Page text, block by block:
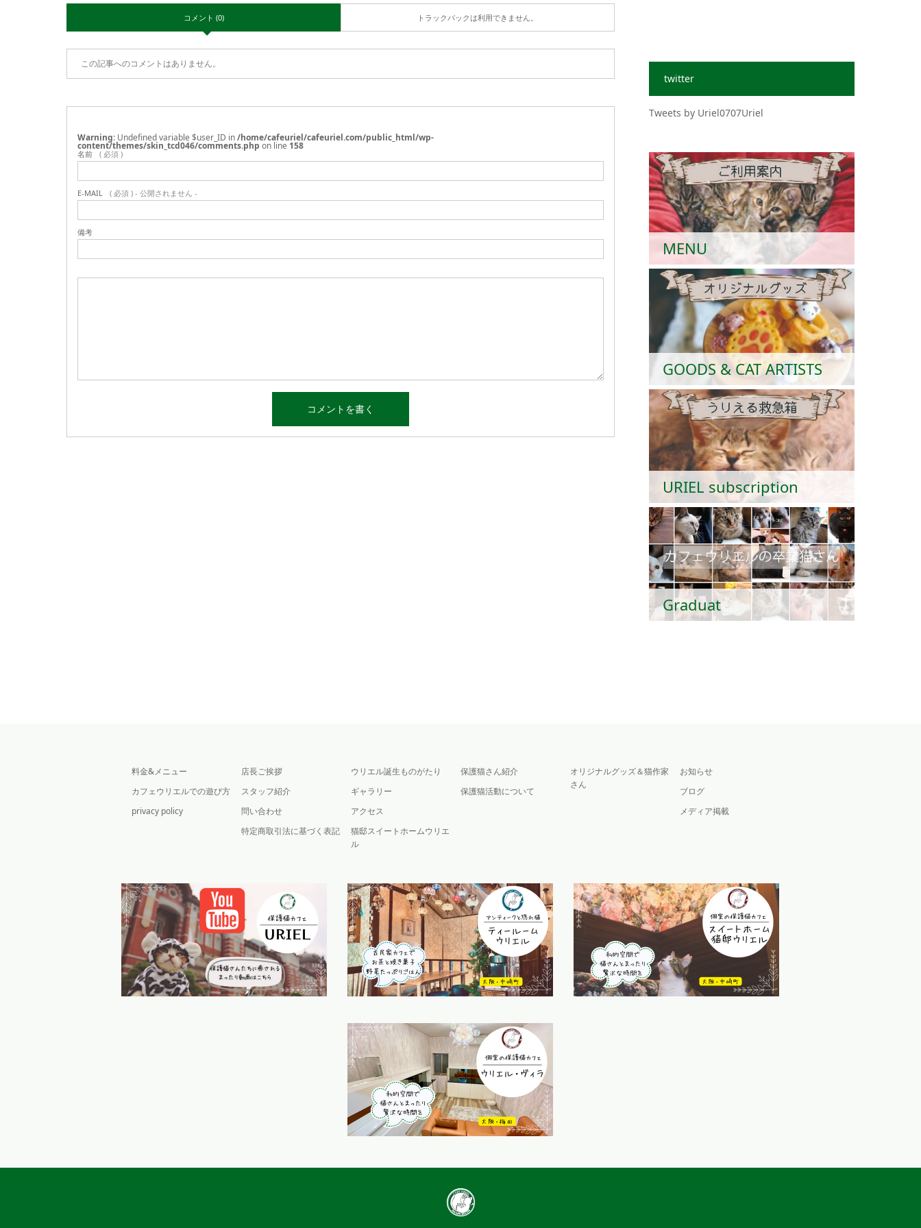
コメント (0) トラックバックは利用できません。
この記事へのコメントはありません。
Warning : Undefined variable $user_ID in/home/cafeuriel/cafeuriel.com/public_html/wp-
content/themes/skin_tcd046/comments.php on line 158
名前 ( 必須 )
E-MAIL ( 必須 ) - 公開されません -
備考
twitter
Tweets by Uriel0707Uriel
MENU
GOODS & CAT ARTISTS
URIEL subscription
Graduat
料金&メニュー
カフェウリエルでの遊び方
privacy policy
店長ご挨拶
スタッフ紹介
問い合わせ
特定商取引法に基づく表記
ウリエル誕生ものがたり
ギャラリー
アクセス
猫邸スイートホームウリエ
ル
保護猫さん紹介
保護猫活動について
オリジナルグッズ＆猫作家
さん
お知らせ
ブログ
メディア掲載